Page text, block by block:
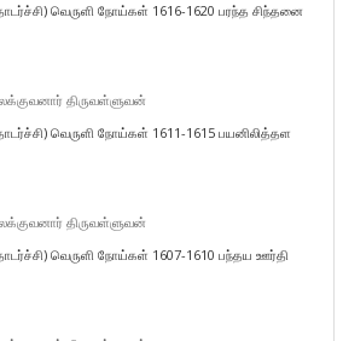
வெருளி நோய்கள் 1616-1620 பரந்த சிந்தனை
திருவள்ளுவன்
வெருளி நோய்கள் 1611-1615 பயனிலித்தள
திருவள்ளுவன்
வெருளி நோய்கள் 1607-1610 பந்தய ஊர்தி